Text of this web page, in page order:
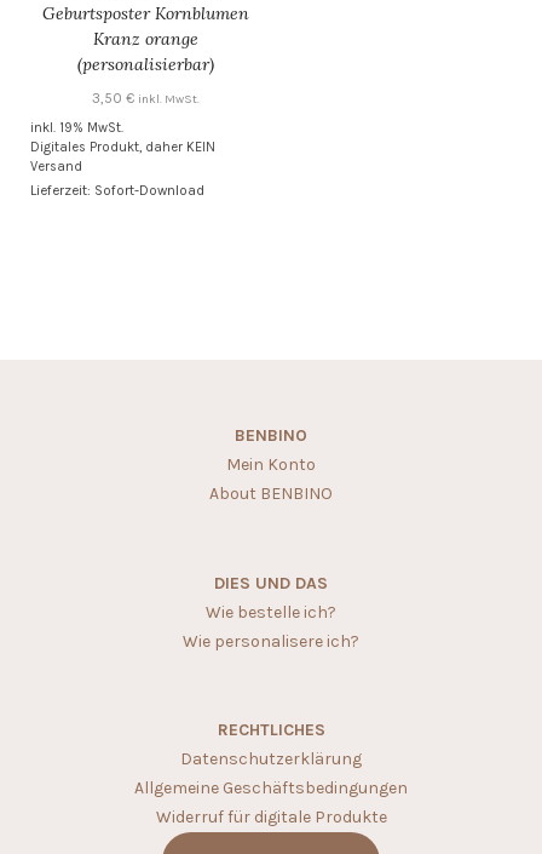
Geburtsposter Kornblumen
Kranz orange
(personalisierbar)
3,50€ inkl. MwSt.
inkl. 19% MwSt.
Digitales Produkt, daher KEIN
Versand
Lieferzeit: Sofort-Download
BENBINO
Mein Konto
About BENBINO
DIES UND DAS
Wie bestelle ich?
Wie personalisere ich?
RECHTLICHES
Datenschutzerklärung
Allgemeine Geschäftsbedingungen
Widerruf für digitale Produkte